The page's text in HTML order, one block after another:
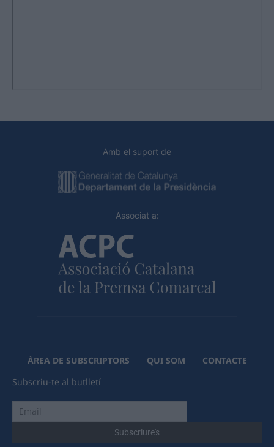
Amb el suport de
Associat a:
ÀREA DE SUBSCRIPTORS QUI SOM
CONTACTE
Subscriu-te al butlletí